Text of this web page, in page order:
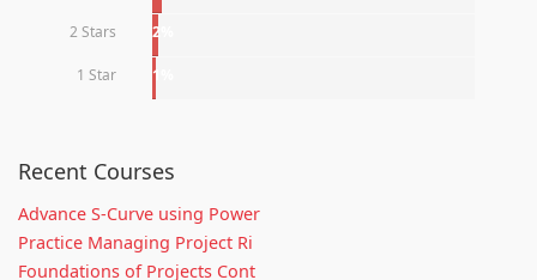
2 Stars 2%
1 Star 1%
Recent Courses
Advance S-Curve using Power
Practice Managing Project Ri
Foundations of Projects Cont